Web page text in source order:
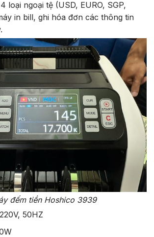
loại ngoại tệ (USD, EURO, SGP,
in bill, ghi hóa đơn các thông tin
đếm tiền Hoshico 3939
50HZ